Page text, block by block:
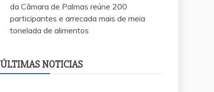
da Câmara de Palmas reúne 200
participantes e arrecada mais de meia
tonelada de alimentos
ÚLTIMAS NOTICIAS
criar escolinhas esportivas gratuitas para
crianças e adolescentes em Palmas
morte do filho de 3 anos que já foi afastado
da OAB após denúncia de ameaças
para Palmas? Data internacional reforça
cuidados com a espécie
requerimento do Vereador Waldsom da
Agesp
EsportesSolidariedade1ª Corrida Solidária da
arrecada mais de meia tonelada de
alimentos